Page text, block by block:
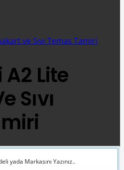
ve Sıvı Temas Tamiri
Lite
Sıvı